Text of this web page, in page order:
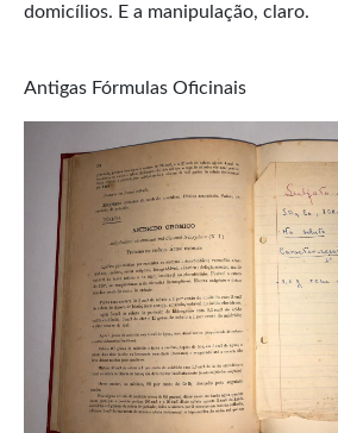
domicílios. E a manipulação, claro.
Antigas Fórmulas Oficinais